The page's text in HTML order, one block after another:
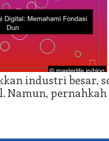
industri besar,
Namun,